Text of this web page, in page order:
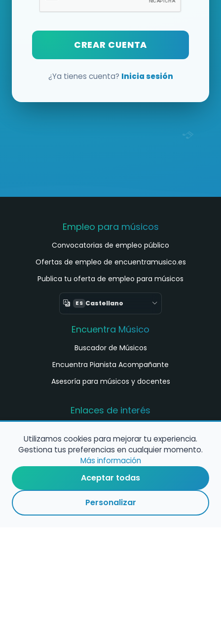
CREAR CUENTA
¿Ya tienes cuenta? Inicia sesión
Empleo para músicos
Convocatorias de empleo público
Ofertas de empleo de encuentramusico.es
Publica tu oferta de empleo para músicos
ES Castellano
Encuentra Músico
Buscador de Músicos
Encuentra Pianista Acompañante
Asesoría para músicos y docentes
Enlaces de interés
música en España
Configura alertas de empleo
Contacta con nosotros
Utilizamos cookies para mejorar tu experiencia.
Gestiona tus preferencias en cualquier momento.
Más información
Aceptar todas
Personalizar